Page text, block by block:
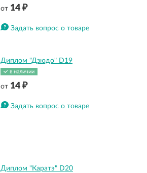
от14 ₽
Задать вопрос о товаре
Диплом "Дзюдо" D19
в наличии
от14 ₽
Задать вопрос о товаре
Диплом "Каратэ" D20